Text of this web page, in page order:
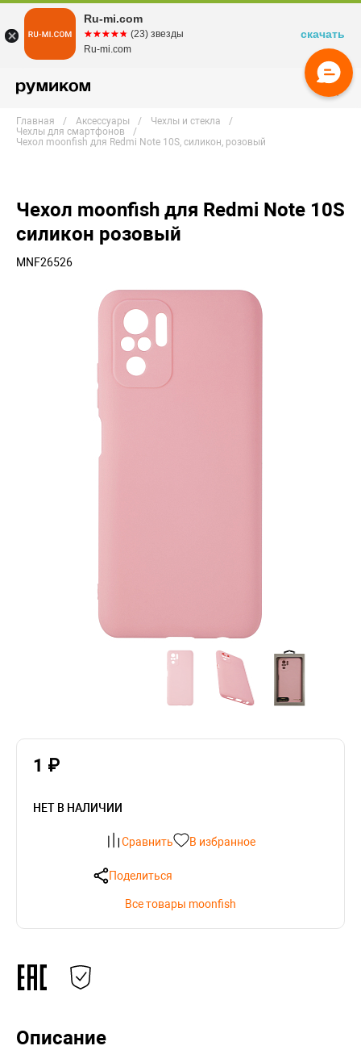
Главная Аксессуары
Чехлы и стекла
Чехлы для смартфонов
Чехол moonfish для Redmi Note 10S, силикон, розовый
Чехол moonfish для Redmi Note 10S
силикон розовый
MNF26526
1 ₽
НЕТ В НАЛИЧИИ
Сравнить В избранное
Поделиться
Все товары moonfish
Описание
Ru-mi.com
☆☆☆☆☆
★★★★★ (23) звезды
Ru-mi.com
скачать